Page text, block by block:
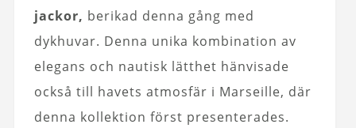
jackor, berikad denna gång med
dykhuvar. Denna unika kombination av
elegans och nautisk lätthet hänvisade
också till havets atmosfär i Marseille, där
denna kollektion först presenterades.